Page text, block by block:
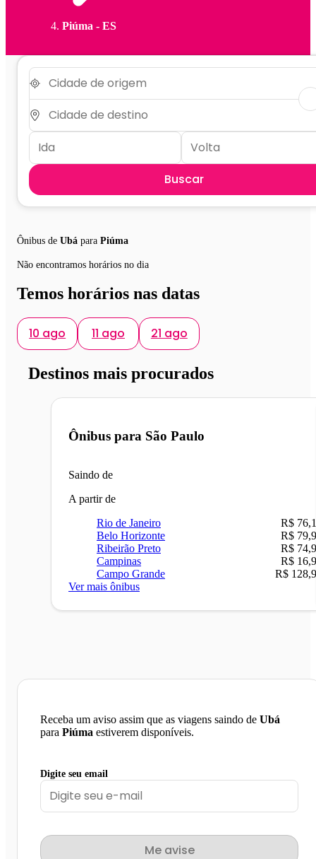
Piúma - ES
Buscar
Ônibus de Ubá para Piúma
Não encontramos horários no dia
Temos horários nas datas
10 ago 11 ago 21 ago
Destinos mais procurados
Ônibus para São Paulo
Saindo de
A partir de
Rio de Janeiro
R$
Belo Horizonte
R$
Ribeirão Preto
R$
Campinas
R$
Campo Grande
R$
Ver mais ônibus
Receba um aviso assim que as viagens saindo de Ubá
para Piúma estiverem disponíveis.
Digite seu email
Me avise